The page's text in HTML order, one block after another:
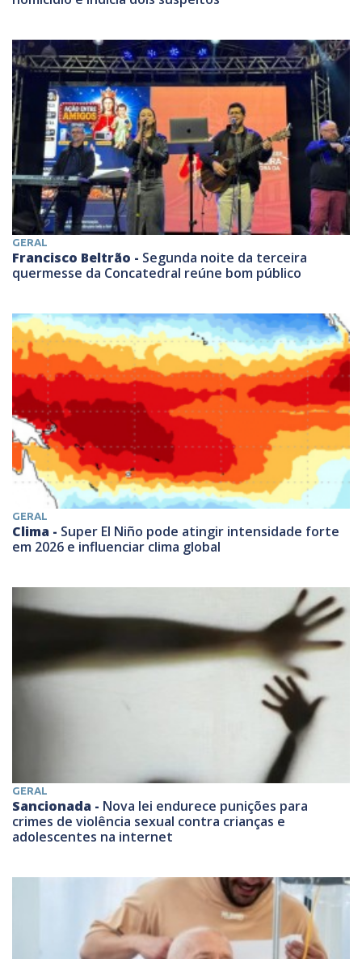
GERAL
Francisco Beltrão - Segunda noite da terceira
quermesse da Concatedral reúne bom público
GERAL
Clima - Super El Niño pode atingir intensidade forte
em 2026 e influenciar clima global
GERAL
Sancionada - Nova lei endurece punições para
crimes de violência sexual contra crianças e
adolescentes na internet